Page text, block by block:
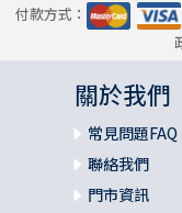
付款方式：
關於我們
常見問題FAQ
聯絡我們
門市資訊